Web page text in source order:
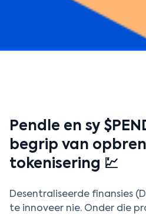
Pendle en sy
begrip van
tokenisering 💹
Desentraliseerde finansies
te innoveer nie. Onder die